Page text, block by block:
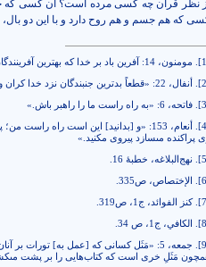
از نظر قرآن چه کسی مرده است؟ آن کسی که
که هم جسم و هم روح دارد و با این دو
. مومنون، 14: آفرين باد بر خدا كه بهترين آفرينندگان است.»
. أنفال، 22: «قطعاً بدترين جنبندگان نزد خدا كران و لالانى‏اند كه نمى‏انديشند.»
. فاتحه، 6: «به راه راست ما را راهبر باش.»
. أنعام، 153: «و [بدانيد] اين است راه
پراكنده مى‏سازد پيروى مكنيد‏.»
. نهج‌البلاغه، خطبۀ 16.
. الإختصاص، ص335.
. كنز الفوائد، ج‏1، ص319.
. الكافي، ج‏1، ص 34.
. جمعه، 5: «مَثَل كسانى كه [عمل به‏] تورات بر
مَثَلِ خرى است كه كتاب‌هايى را بر پشت